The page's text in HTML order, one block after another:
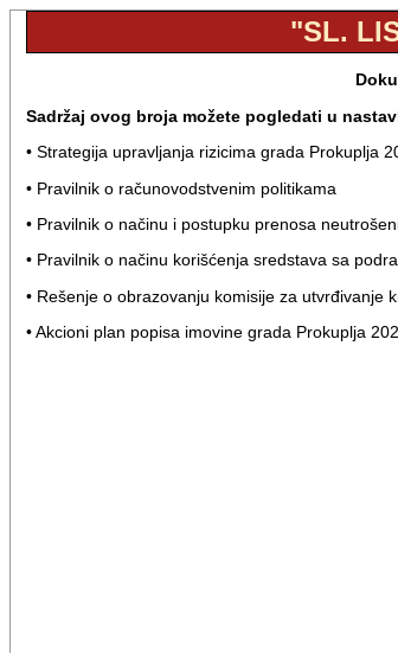
"SL.
Sadržaj ovog broja možete pogledati u
• Strategija upravljanja rizicima grada Prokuplja
• Pravilnik o računovodstvenim politikama
• Pravilnik o načinu i postupku prenosa
• Pravilnik o načinu korišćenja sredstava sa
• Rešenje o obrazovanju komisije za utvrđivanje
• Akcioni plan popisa imovine grada Prokuplja